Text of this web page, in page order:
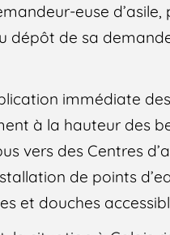
euse
dépôt de sa
immédiate
à la hauteur des
vers des Centres
de points
et douches